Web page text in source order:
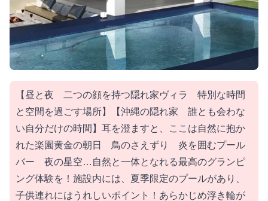
【昼と夜 二つの顔を持つ隠れ家ヴィラ 特別な時間
と空間を過ごす場所】【沖縄の隠れ家 誰とも会わな
い自分だけの時間】耳を澄ますと、ここは自然に抱か
れた楽園黄金の朝日 鳥のさえずり 炎を囲むプール
バー 夜の星空…自然と一体となれる最高のグランピ
ング体験を！施設内には、夏季限定のプールがあり、
子供連れにはうれしいポイント！あらかじめ浮き輪が